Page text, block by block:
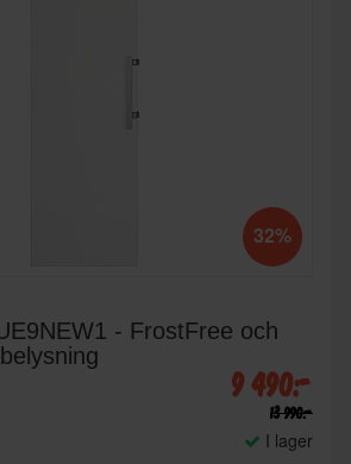
32%
- FrostFree och
9 490:-
13 990:-
I lager